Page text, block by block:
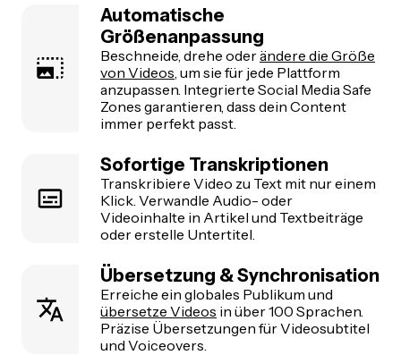
Automatische
Größenanpassung
Beschneide, drehe oderändere die Größe
von Videos , um sie für jede Plattform
anzupassen. Integrierte Social Media Safe
Zones garantieren, dass dein Content
immer perfekt passt.
Sofortige Transkriptionen
Transkribiere Video zu Text mit nur einem
Klick. Verwandle Audio- oder
Videoinhalte in Artikel und Textbeiträge
oder erstelle Untertitel.
Übersetzung & Synchronisation
Erreiche ein globales Publikum und
übersetze Videos in über 100 Sprachen.
Präzise Übersetzungen für Videosubtitel
und Voiceovers.